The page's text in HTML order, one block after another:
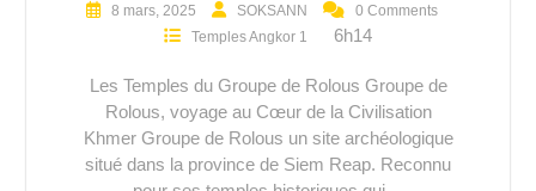
8 mars, 2025 SOKSANN
0 Comments
Temples Angkor 1
6h14
Les Temples du Groupe de Rolous Groupe de
Rolous, voyage au Cœur de la Civilisation
Khmer Groupe de Rolous un site archéologique
situé dans la province de Siem Reap. Reconnu